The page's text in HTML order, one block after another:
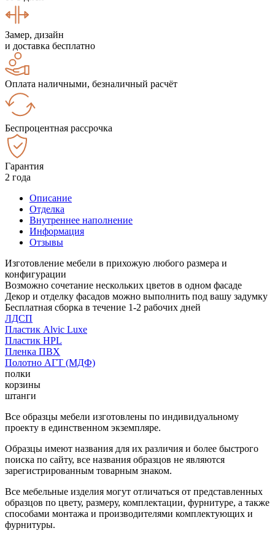
Замер, дизайн
и доставка бесплатно
Оплата наличными, безналичный расчёт
Беспроцентная рассрочка
Гарантия
2 года
Описание
Отделка
Внутреннее наполнение
Информация
Отзывы
Изготовление мебели в прихожую любого размера и
конфигурации
Возможно сочетание нескольких цветов в одном фасаде
Декор и отделку фасадов можно выполнить под вашу задумку
Бесплатная сборка в течение 1-2 рабочих дней
ЛДСП
Пластик Alvic Luxe
Пластик HPL
Пленка ПВХ
Полотно АГТ (МДФ)
полки
корзины
штанги
Все образцы мебели изготовлены по индивидуальному
проекту в единственном экземпляре.
Образцы имеют названия для их различия и более быстрого
поиска по сайту, все названия образцов не являются
зарегистрированным товарным знаком.
Все мебельные изделия могут отличаться от представленных
образцов по цвету, размеру, комплектации, фурнитуре, а также
способами монтажа и производителями комплектующих и
фурнитуры.